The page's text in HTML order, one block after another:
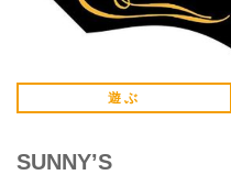
遊ぶ
SUNNY’S